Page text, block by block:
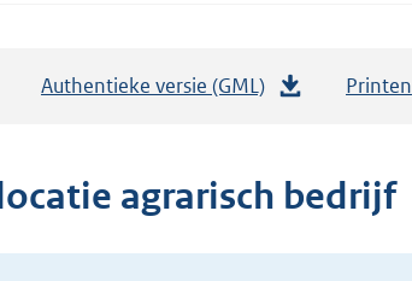
Authentieke versie (GML)
t
a
n
Printen
agrarisch bedrijf